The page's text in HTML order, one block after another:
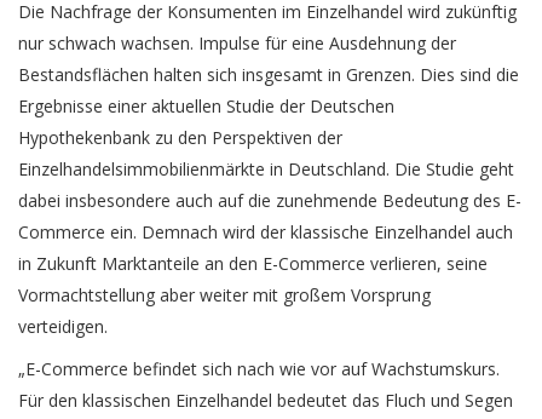
Die Nachfrage der Konsumenten im Einzelhandel wird zukünftig
nur schwach wachsen. Impulse für eine Ausdehnung der
Bestandsflächen halten sich insgesamt in Grenzen. Dies sind die
Ergebnisse einer aktuellen Studie der Deutschen
Hypothekenbank zu den Perspektiven der
Einzelhandelsimmobilienmärkte in Deutschland. Die Studie geht
dabei insbesondere auch auf die zunehmende Bedeutung des E-
Commerce ein. Demnach wird der klassische Einzelhandel auch
in Zukunft Marktanteile an den E-Commerce verlieren, seine
Vormachtstellung aber weiter mit großem Vorsprung
verteidigen.
„E-Commerce befindet sich nach wie vor auf Wachstumskurs.
Für den klassischen Einzelhandel bedeutet das Fluch und Segen